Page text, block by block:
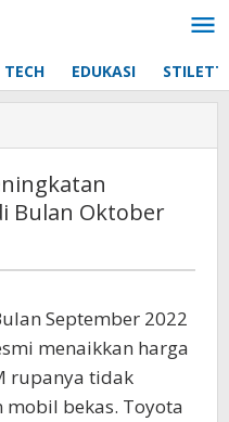
TECH EDUKASI
Bulan Oktober
September 2022
menaikkan harga
rupanya tidak
bekas. Toyota